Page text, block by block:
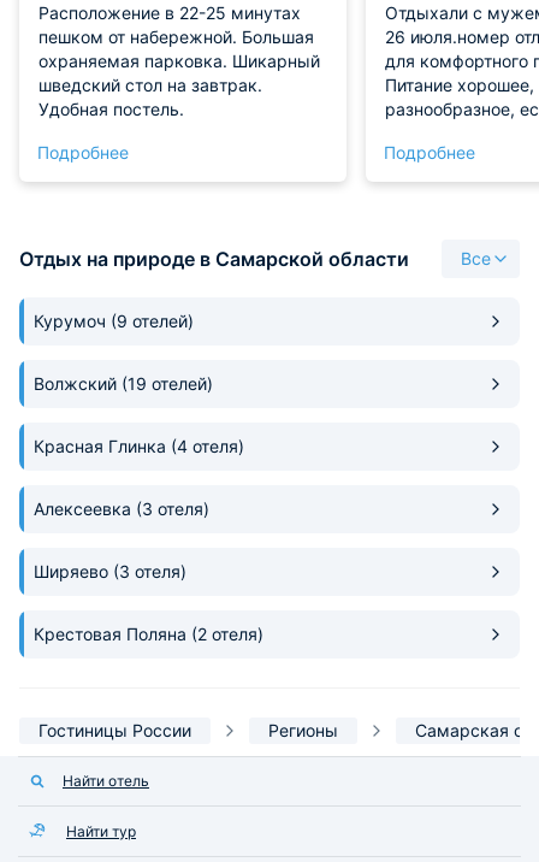
Расположение в 22-25 минутах
пешком от набережной. Большая
охраняемая парковка. Шикарный
шведский стол на завтрак.
Удобная постель.
Подробнее
Отдыхали с
26 июля.номер
для комфортного
Питание
разнообразное,
Хотелось бы
внимания
требуют ремонта.
Подробнее
Отдых на природе в Самарской области Все
Курумоч (9 отелей)
Волжский (19 отелей)
Красная Глинка (4 отеля)
Алексеевка (3 отеля)
Ширяево (3 отеля)
Крестовая Поляна (2 отеля)
Гостиницы России Регионы Самарская
Найти отель
Найти тур